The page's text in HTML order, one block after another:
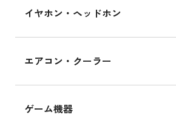
イヤホン・ヘッドホン
エアコン・クーラー
ゲーム機器